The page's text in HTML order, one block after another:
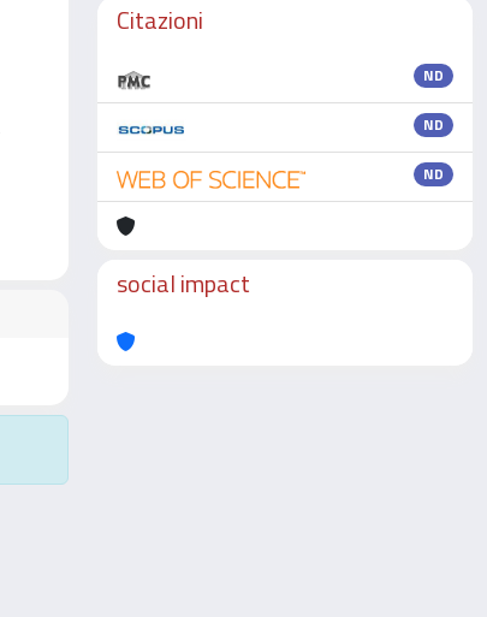
Citazioni
ND
ND
ND
social impact